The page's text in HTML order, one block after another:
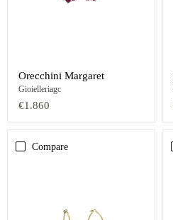
Orecchini Margaret
Gioielleriagc
€1.860
Compare